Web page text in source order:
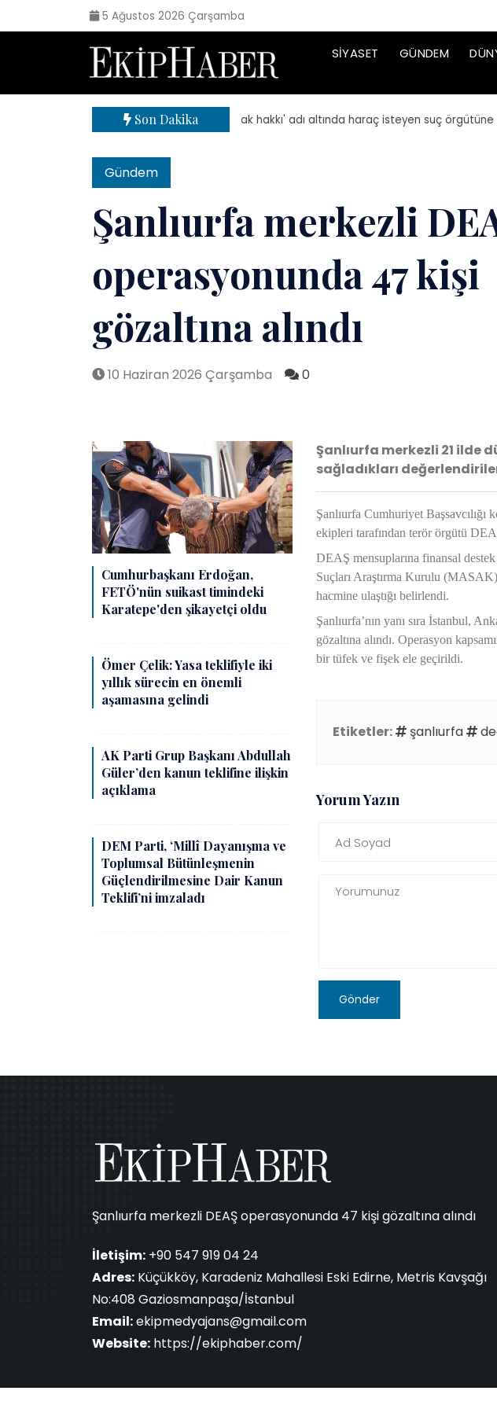
5 Ağustos 2026 Çarşamba
SIYASET GÜNDEM
Son Dakika| 'Sokak hakkı' adı altında haraç isteyen suç örgütüne
Gündem
Şanlıurfa merkezli
operasyonunda 47 kişi
gözaltına alındı
10 Haziran 2026 Çarşamba 0
Şanlıurfa merkezli 21 ilde
sağladıkları
Şanlıurfa Cumhuriyet
ekipleri tarafından terör örgütü
DEAŞ mensuplarına finansal
Suçları Araştırma Kurulu
hacmine ulaştığı belirlendi.
Şanlıurfa’nın yanı sıra İstanbul,
gözaltına alındı. Operasyon
bir tüfek ve fişek ele geçirildi.
Etiketler: şanlıurfa
Yorum Yazın
Gönder
Cumhurbaşkanı Erdoğan,
FETÖ'nün suikast timindeki
Karatepe'den şikayetçi oldu
Ömer Çelik: Yasa teklifiyle iki
yıllık sürecin en önemli
aşamasına gelindi
AK Parti Grup Başkanı Abdullah
Güler’den kanun teklifine ilişkin
açıklama
DEM Parti, ‘Millî Dayanışma ve
Toplumsal Bütünleşmenin
Güçlendirilmesine Dair Kanun
Teklifi’ni imzaladı
Şanlıurfa merkezli DEAŞ operasyonunda 47 kişi gözaltına alındı
İletişim: +90 547 919 04 24
Adres: Küçükköy, Karadeniz Mahallesi Eski Edirne, Metris Kavşağı
No:408 Gaziosmanpaşa/İstanbul
Email:ekipmedyajans@gmail.com
Website: https://ekiphaber.com/